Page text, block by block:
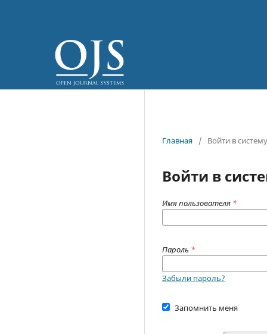
Главная / Войти в систему
Войти в
Имя пользователя *
Пароль *
Забыли пароль?
Запомнить меня